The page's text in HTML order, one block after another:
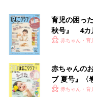
クリームがたっぷり巻き
味わいがたまらないロー
ろんフルーツやジャムな
おすすめのアレンジは、
のスイスロールにホイッ
して棒付きのキャラクタ
ば豪華な誕生日ケーキの
育児の困っ
秋号』 4カ
いっぱい！
赤ちゃん・育
赤ちゃんの
ブ 夏号』〈
く！ おっぱ
赤ちゃん・育